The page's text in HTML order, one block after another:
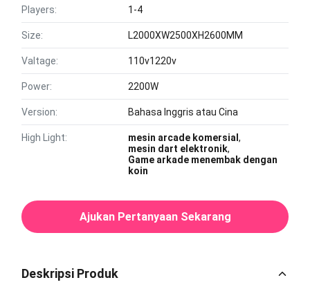
Players: 1-4
Size: L2000XW2500XH2600MM
Valtage: 110v1220v
Power: 2200W
Version: Bahasa Inggris atau Cina
High Light: mesin arcade komersial,
mesin dart elektronik,
Game arkade menembak dengan
koin
Ajukan Pertanyaan Sekarang
Deskripsi Produk